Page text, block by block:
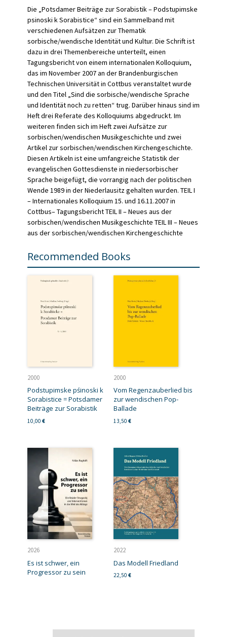
quantity
Die „Potsdamer Beiträge zur Sorabistik – Podstupimske
psinoski k Sorabistice“ sind ein Sammelband mit
verschiedenen Aufsätzen zur Thematik
sorbische/wendische Identität und Kultur. Die Schrift ist
dazu in drei Themenbereiche unterteilt, einen
Tagungsbericht von einem internationalen Kolloquium,
das im November 2007 an der Brandenburgischen
Technischen Universität in Cottbus veranstaltet wurde
und den Titel „Sind die sorbische/wendische Sprache
und Identität noch zu retten“ trug. Darüber hinaus sind im
Heft drei Referate des Kolloquiums abgedruckt. Im
weiteren finden sich im Heft zwei Aufsätze zur
sorbischen/wendischen Musikgeschichte und zwei
Artikel zur sorbischen/wendischen Kirchengeschichte.
Diesen Artikeln ist eine umfangreiche Statistik der
evangelischen Gottesdienste in niedersorbischer
Sprache beigefügt, die vorrangig nach der politischen
Wende 1989 in der Niederlausitz gehalten wurden. TEIL I
– Internationales Kolloquium 15. und 16.11.2007 in
Cottbus– Tagungsbericht TEIL II – Neues aus der
sorbischen/wendischen Musikgeschichte TEIL III – Neues
aus der sorbischen/wendischen Kirchengeschichte
Recommended Books
2000
Podstupimske pśinoski k
Sorabistice = Potsdamer
Beiträge zur Sorabistik
10,00 €
2000
Vom Regenzauberlied bis
zur wendischen Pop-
Ballade
13,50 €
2026
Es ist schwer, ein
Progressor zu sein
2022
Das Modell Friedland
22,50 €